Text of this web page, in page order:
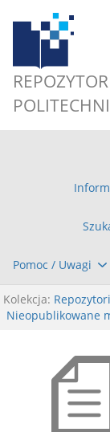
Pomoc / Uwagi
Kolekcja:
Nieopublikowane